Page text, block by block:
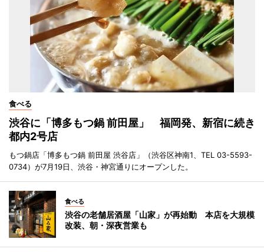
食べる
渋谷に「博多もつ鍋 前田屋」 福岡発、新宿に続き
都内2号店
もつ鍋店「博多もつ鍋 前田屋 渋谷店」（渋谷区神南1、TEL 03-5593-
0734）が7月19日、渋谷・神宮通りにオープンした。
食べる
渋谷の老舗居酒屋「山家」が再始動 本店を大規模
改装、朝・深夜営業も